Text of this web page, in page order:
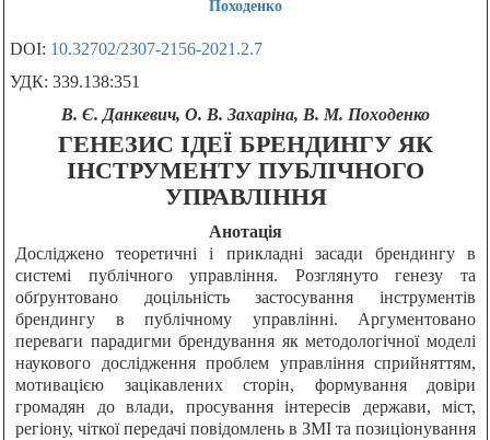
Походенко
DOI: 10.32702/2307-2156-2021.2.7
УДК: 339.138:351
В. Є. Данкевич, О. В. Захаріна, В. М. Походенко
ГЕНЕЗИС ІДЕЇ БРЕНДИНГУ ЯК
ІНСТРУМЕНТУ ПУБЛІЧНОГО
УПРАВЛІННЯ
Анотація
Досліджено теоретичні і прикладні засади брендингу в
системі публічного управління. Розглянуто генезу та
обґрунтовано доцільність застосування інструментів
брендингу в публічному управлінні. Аргументовано
переваги парадигми брендування як методологічної моделі
наукового дослідження проблем управління сприйняттям,
мотивацією зацікавлених сторін, формування довіри
громадян до влади, просування інтересів держави, міст,
регіону, чіткої передачі повідомлень в ЗМІ та позиціонування